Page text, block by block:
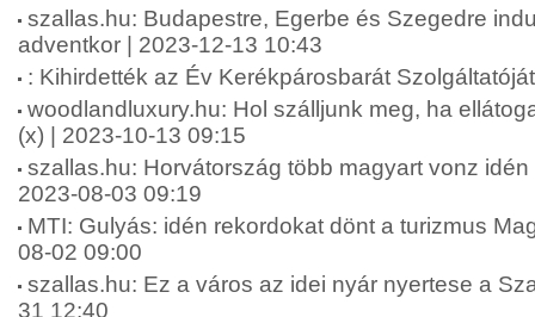
szallas.hu: Budapestre, Egerbe és Szegedre
adventkor | 2023-12-13 10:43
: Kihirdették az Év Kerékpárosbarát
woodlandluxury.hu: Hol szálljunk meg, ha
(x) | 2023-10-13 09:15
szallas.hu: Horvátország több magyart vonz
2023-08-03 09:19
MTI: Gulyás: idén rekordokat dönt a turizmus
08-02 09:00
szallas.hu: Ez a város az idei nyár nyertese a
31 12:40